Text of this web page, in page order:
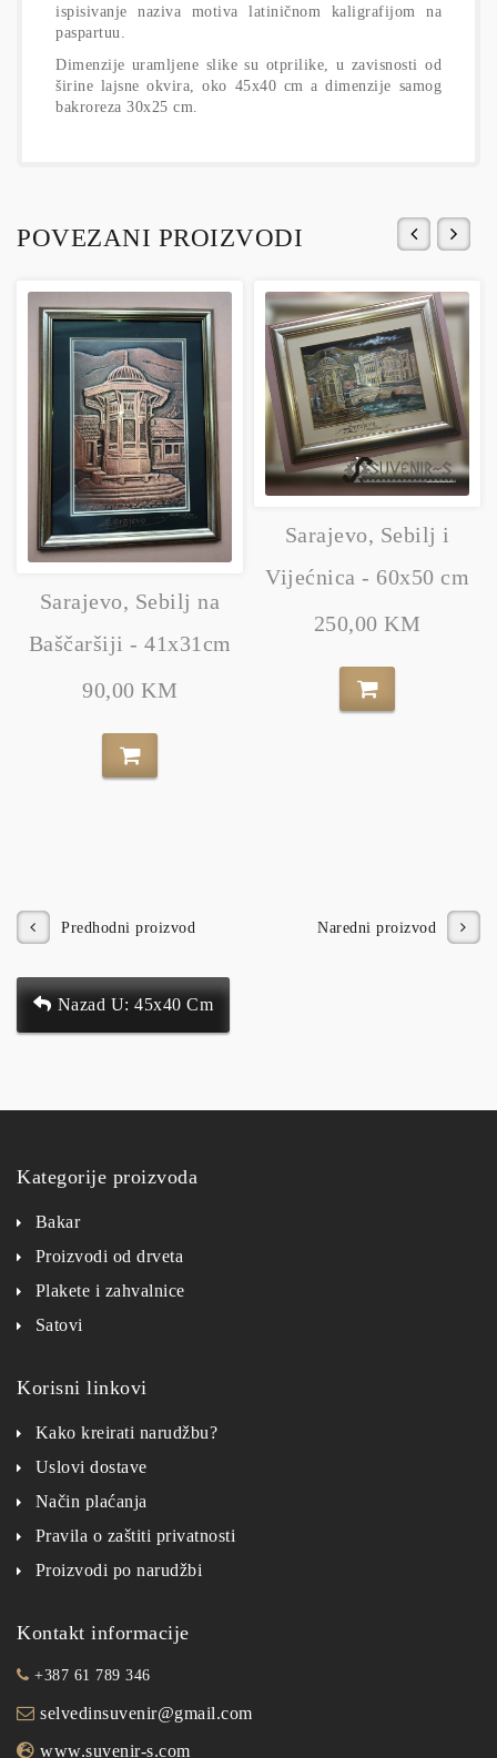
ispisivanje naziva motiva latiničnom kaligrafijom na
paspartuu.
Dimenzije uramljene slike su otprilike, u zavisnosti od
širine lajsne okvira, oko 45x40 cm a dimenzije samog
bakroreza 30x25 cm.
POVEZANI PROIZVODI
Sarajevo, Sebilj na
Baščaršiji - 41x31cm
90,00 KM
Sarajevo, Sebilj i
Vijećnica - 60x50 cm
250,00 KM
Naredni proizvod
Predhodni proizvod
Nazad U: 45x40 Cm
Kategorije proizvoda
Bakar
Proizvodi od drveta
Plakete i zahvalnice
Satovi
Korisni linkovi
Kako kreirati narudžbu?
Uslovi dostave
Način plaćanja
Pravila o zaštiti privatnosti
Proizvodi po narudžbi
Kontakt informacije
+387 61 789 346
selvedinsuvenir@gmail.com
www.suvenir-s.com